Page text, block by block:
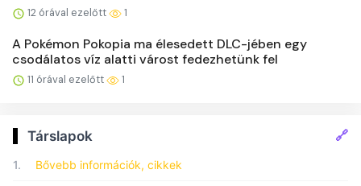
12 órával ezelőtt 1
A Pokémon Pokopia ma élesedett DLC-jében egy
csodálatos víz alatti várost fedezhetünk fel
11 órával ezelőtt 1
Társlapok 🔗
1. Bővebb információk, cikkek